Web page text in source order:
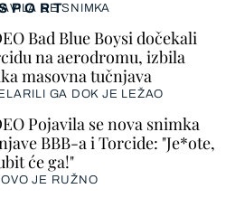
SE SNIMKA
Bad Blue Boysi dočekali
na aerodromu, izbila
masovna tučnjava
GA DOK JE LEŽAO
Pojavila se nova snimka
BBB-a i Torcide: "Je*ote,
će ga!"
JE RUŽNO